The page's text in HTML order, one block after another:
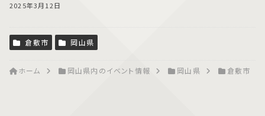
2025年3月12日
倉敷市 岡山県
ホーム 岡山県内のイベント情報 岡山県 倉敷市